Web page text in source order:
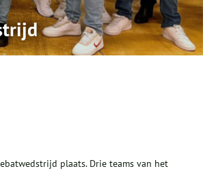
plaats. Drie teams van het